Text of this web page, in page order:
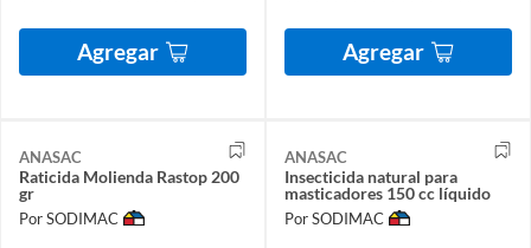
Agregar Agregar
ANASAC
Raticida Molienda Rastop 200
gr
Por SODIMAC
ANASAC
Insecticida natural para
masticadores 150 cc líquido
Por SODIMAC